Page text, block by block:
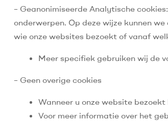
– Geanonimiseerde Analytische
onderwerpen. Op deze wijze kunnen
wie onze websites bezoekt of vanaf
Meer specifiek gebruiken wij de
– Geen overige cookies
Wanneer u onze website
Voor meer informatie over het